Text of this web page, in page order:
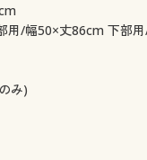
用/幅50×丈86cm 下部
み)